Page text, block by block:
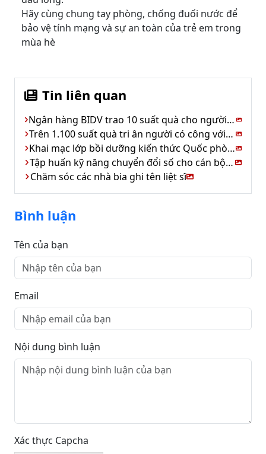
Hãy cùng chung tay phòng, chống đuối nước để
bảo vệ tính mạng và sự an toàn của trẻ em trong
mùa hè
Tin liên quan
Ngân hàng BIDV trao 10 suất quà cho người có công xã Kim Hoa
Trên 1.100 suất quà tri ân người có công với cách mạng
Khai mạc lớp bồi dưỡng kiến thức Quốc phòng &An ninh
Tập huấn kỹ năng chuyển đổi số cho cán bộ cơ sở
Chăm sóc các nhà bia ghi tên liệt sĩ
Bình luận
Tên của bạn
Email
Nội dung bình luận
Xác thực Capcha